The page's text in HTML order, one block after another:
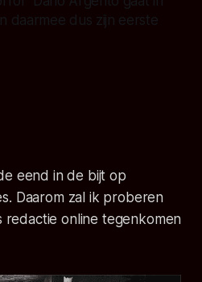
daarmee dus zijn eerste
eend in de bijt op
Daarom zal ik proberen
redactie online tegenkomen